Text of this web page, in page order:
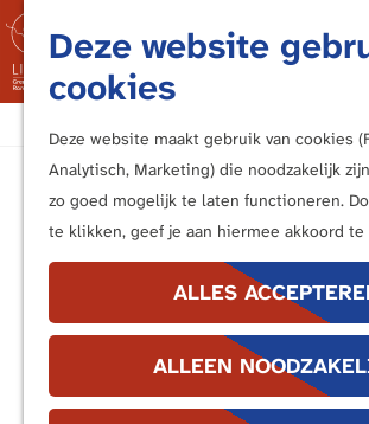
Deze website
cookies
Deze website maakt gebruik van cookies
Analytisch, Marketing) die noodzakelijk
zo goed mogelijk te laten functioneren.
te klikken, geef je aan hiermee akkoord te
ALLES
ALLEEN
M
e
n
u
Bezoek
In de buurt van ...
Katwijk
Voorburg,
Leiden
Alphen
Woerden